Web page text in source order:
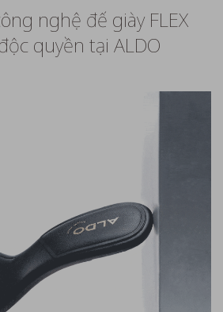
nghệ đế giày FLEX
quyền tại ALDO